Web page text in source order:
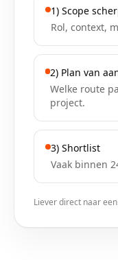
1) Scope
Rol, context,
2) Plan van
Welke route
project.
3) Shortlist
Vaak binnen
Liever direct naar